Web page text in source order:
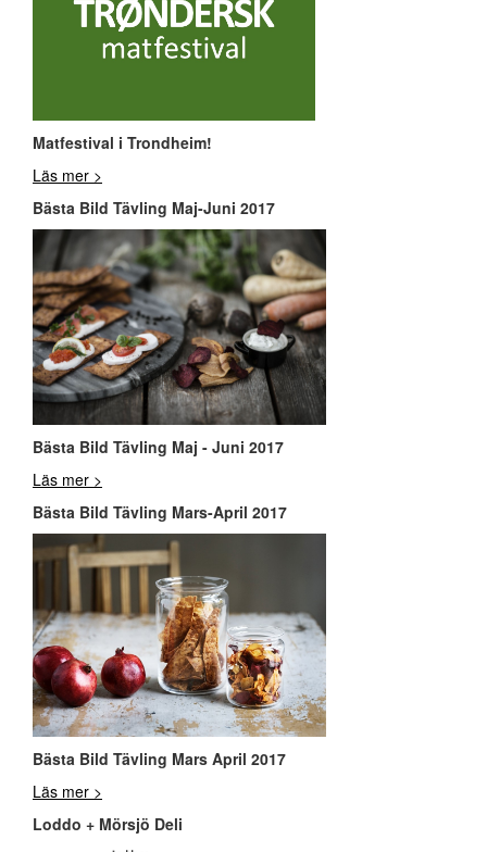
Matfestival i Trondheim!
Läs mer >
Bästa Bild Tävling Maj-Juni 2017
Bästa Bild Tävling Maj - Juni 2017
Läs mer >
Bästa Bild Tävling Mars-April 2017
Bästa Bild Tävling Mars April 2017
Läs mer >
Loddo + Mörsjö Deli